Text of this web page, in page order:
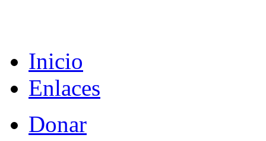
Inicio
Enlaces
Donar